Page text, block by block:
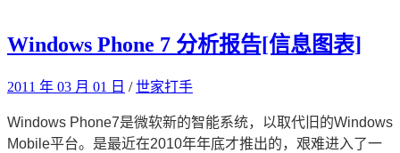
Windows Phone 7 分析报告[信息图表]
2011 年 03 月 01 日 /世家打手
Windows Phone7是微软新的智能系统，以取代旧的Windows
Mobile平台。是最近在2010年年底才推出的，艰难进入了一